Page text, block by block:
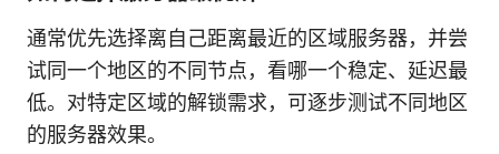
通常优先选择离自己距离最近的区域服务器，并尝
试同一个地区的不同节点，看哪一个稳定、延迟最
低。对特定区域的解锁需求，可逐步测试不同地区
的服务器效果。